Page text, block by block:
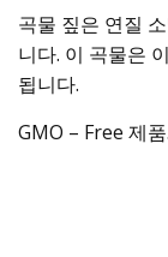
곡물 짚은 연질
니다. 이 곡물은
됩니다.
GMO – Free 제품.